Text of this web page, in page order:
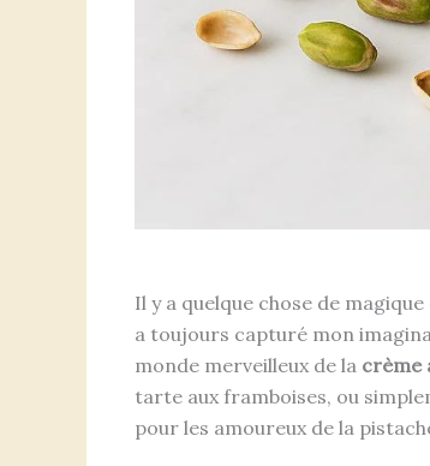
Il y a quelque chose de
a toujours capturé mon
monde merveilleux de la crème
tarte aux framboises, ou
pour les amoureux de la